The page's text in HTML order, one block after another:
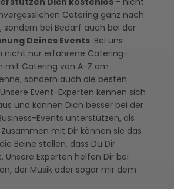
Catering ganz nach
sondern bei Bedarf auch bei der
Deines Events. Bei uns
nicht nur erfahrene Catering-
mit Catering von A-Z am
sondern auch die besten
Event-Experten kennen sich
und können Dich besser bei der
Events unterstützen, als
mit Dir können sie das
Beine stellen, dass Du Dir
Unsere Experten helfen Dir bei
der Musik oder sogar mir dem